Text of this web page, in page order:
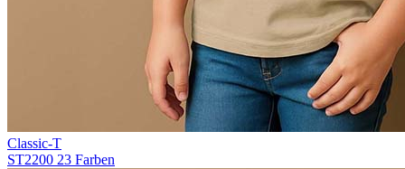
Classic-T
ST2200 23 Farben